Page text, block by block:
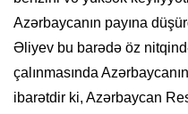
Azərbaycanın payına
Əliyev bu barədə öz
çalınmasında
ibarətdir ki, Azərbaycan